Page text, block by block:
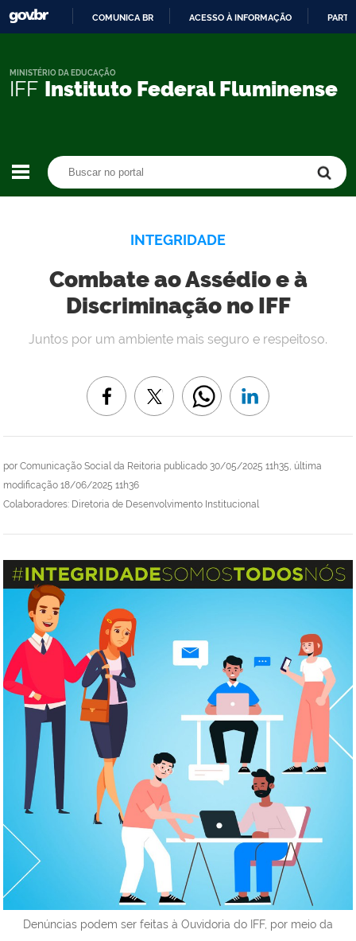
CONTEÚDO
COMUNICA BR ACESSO À INFORMAÇÃO
IFF Instituto Federal Fluminense
MINISTÉRIO DA EDUCAÇÃO
INTEGRIDADE
Combate ao Assédio e à
Discriminação no IFF
por Comunicação Social da Reitoria publicado 30/05/2025 11h35, última
modificação 18/06/2025 11h36
Colaboradores: Diretoria de Desenvolvimento Institucional
Juntos por um ambiente mais seguro e respeitoso.
Denúncias podem ser feitas à Ouvidoria do IFF, por meio da